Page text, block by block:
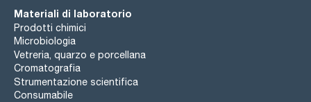
Materiali di laboratorio
Prodotti chimici
Microbiologia
Vetreria, quarzo e porcellana
Cromatografia
Strumentazione scientifica
Consumabile